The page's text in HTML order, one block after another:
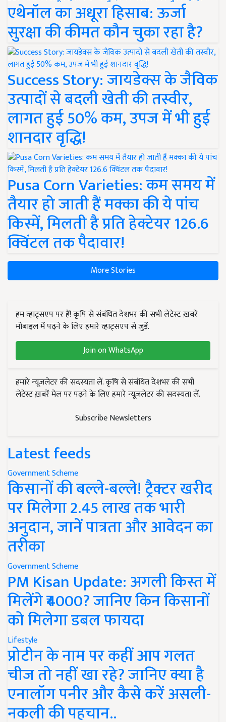
एथेनॉल का अधूरा हिसाब: ऊर्जा
सुरक्षा की कीमत कौन चुका रहा है?
Success Story: जायडेक्स के जैविक
उत्पादों से बदली खेती की तस्वीर,
लागत हुई 50% कम, उपज में भी हुई
शानदार वृद्धि!
Pusa Corn Varieties: कम समय में
तैयार हो जाती हैं मक्का की ये पांच
किस्में, मिलती है प्रति हेक्टेयर 126.6
क्विंटल तक पैदावार!
More Stories
हम व्हाट्सएप पर हैं! कृषि से संबंधित देशभर की सभी लेटेस्ट ख़बरें
मोबाइल में पढ़ने के लिए हमारे व्हाट्सएप से जुड़ें.
Join on WhatsApp
हमारे न्यूज़लेटर की सदस्यता लें. कृषि से संबंधित देशभर की सभी
लेटेस्ट ख़बरें मेल पर पढ़ने के लिए हमारे न्यूज़लेटर की सदस्यता लें.
Subscribe Newsletters
Latest feeds
Government Scheme
किसानों की बल्ले-बल्ले! ट्रैक्टर खरीद
पर मिलेगा 2.45 लाख तक भारी
अनुदान, जानें पात्रता और आवेदन का
तरीका
Government Scheme
PM Kisan Update: अगली किस्त में
मिलेंगे ₹4000? जानिए किन किसानों
को मिलेगा डबल फायदा
Lifestyle
प्रोटीन के नाम पर कहीं आप गलत
चीज तो नहीं खा रहे? जानिए क्या है
एनालॉग पनीर और कैसे करें असली-
नकली की पहचान..